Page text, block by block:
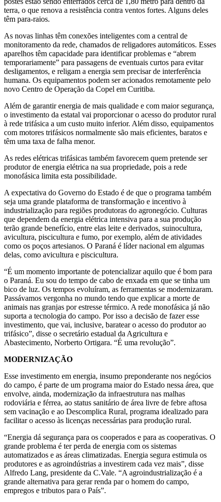
terra, o que renova a resistência contra ventos fortes. Alguns deles
têm para-raios.
As novas linhas têm conexões inteligentes com a central de
monitoramento da rede, chamados de religadores automáticos. Esses
aparelhos têm capacidade para identificar problemas e “abrem
temporariamente” para passagens de eventuais curtos para evitar
desligamentos, e religam a energia sem precisar de interferência
humana. Os equipamentos podem ser acionados remotamente pelo
novo Centro de Operação da Copel em Curitiba.
Além de garantir energia de mais qualidade e com maior segurança,
o investimento da estatal vai proporcionar o acesso do produtor rural
à rede trifásica a um custo muito inferior. Além disso, equipamentos
com motores trifásicos normalmente são mais eficientes, baratos e
têm uma taxa de falha menor.
As redes elétricas trifásicas também favorecem quem pretende ser
produtor de energia elétrica na sua propriedade, pois a rede
monofásica limita esta possibilidade.
A expectativa do Governo do Estado é de que o programa também
seja uma grande plataforma de transformação e incentivo à
industrialização para regiões produtoras do agronegócio. Culturas
que dependem da energia elétrica intensiva para a sua produção
terão grande benefício, entre elas leite e derivados, suinocultura,
avicultura, piscicultura e fumo, por exemplo, além de atividades
como os poços artesianos. O Paraná é líder nacional em algumas
delas, como avicultura e piscicultura.
“É um momento importante de potencializar aquilo que é bom para
o Paraná. Eu sou do tempo de cabo de enxada em que se tinha um
bico de luz. Os tempos evoluíram, as ferramentas se modernizaram.
Passávamos vergonha no mundo tendo que explicar a morte de
animais nas granjas por estresse térmico. A rede monofásica já não
suporta a tecnologia do campo. Por isso a decisão de fazer esse
investimento, que vai, inclusive, baratear o acesso do produtor ao
trifásico”, disse o secretário estadual da Agricultura e
Abastecimento, Norberto Ortigara. “É uma revolução”.
MODERNIZAÇÃO
Esse investimento em energia, insumo preponderante nos negócios
do campo, é parte de um programa maior do Estado nessa área, que
envolve, ainda, modernização da infraestrutura nas malhas
rodoviária e férrea, ao status sanitário de área livre de febre aftosa
sem vacinação e ao Descomplica Rural, programa idealizado para
facilitar o acesso às licenças necessárias para produção rural.
“Energia dá segurança para os cooperados e para as cooperativas. O
grande problema é ter perda de energia com os sistemas
automatizados e as áreas climatizadas. Energia segura estimula os
produtores e as agroindústrias a investirem cada vez mais”, disse
Alfredo Lang, presidente da C.Vale. “A agroindustrialização é a
grande alternativa para gerar renda par o homem do campo,
empregos e tributos para o País”.